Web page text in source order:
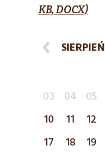
KB, DOCX)
SIERPIEŃ
03
04 05
10
11 12
17
18 19